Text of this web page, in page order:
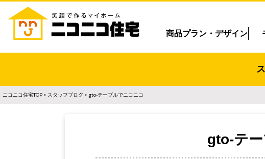
商品プラン・デザイン
ニコニコ住宅TOP > スタッフブログ > gto-テーブルでニコニコ
gto-テ